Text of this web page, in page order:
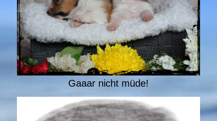
Gaaar nicht müde!